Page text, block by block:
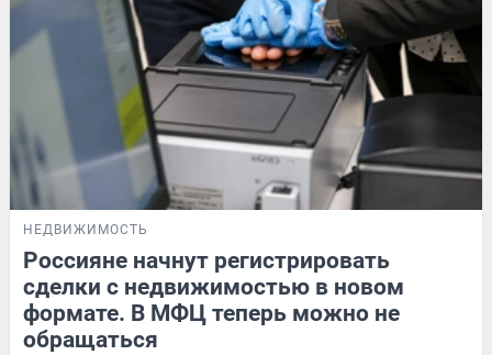
НЕДВИЖИМОСТЬ
Россияне начнут регистрировать
сделки с недвижимостью в новом
формате. В МФЦ теперь можно не
обращаться